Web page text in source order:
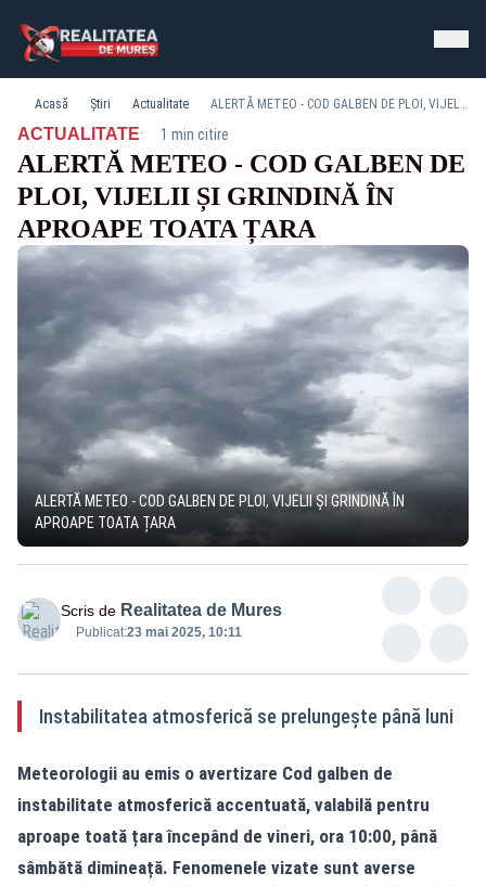
Acasă Știri Actualitate ALERTĂ METEO - COD GALBEN DE PLOI, VIJELII ȘI GRINDINĂ ÎN APROAPE TOATA ȚARA
ACTUALITATE· 1 min citire
ALERTĂ METEO - COD GALBEN DE
PLOI, VIJELII ȘI GRINDINĂ ÎN
APROAPE TOATA ȚARA
ALERTĂ METEO - COD GALBEN DE PLOI, VIJELII ȘI GRINDINĂ ÎN
APROAPE TOATA ȚARA
Scris de Realitatea de Mures
Publicat:23 mai 2025, 10:11
Instabilitatea atmosferică se prelungește până luni
Meteorologii au emis o avertizare Cod galben de
instabilitate atmosferică accentuată, valabilă pentru
aproape toată țara începând de vineri, ora 10:00, până
sâmbătă dimineață. Fenomenele vizate sunt averse